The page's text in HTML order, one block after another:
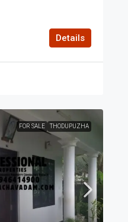
Details
FOR SALE THODUPUZHA